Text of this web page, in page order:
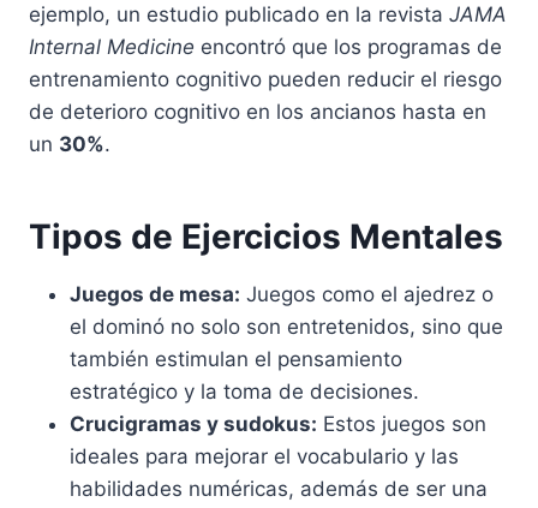
ejemplo, un estudio publicado en la revista JAMA
Internal Medicine encontró que los programas de
entrenamiento cognitivo pueden reducir el riesgo
de deterioro cognitivo en los ancianos hasta en
un 30%.
Tipos de Ejercicios Mentales
Juegos de mesa: Juegos como el ajedrez o
el dominó no solo son entretenidos, sino que
también estimulan el pensamiento
estratégico y la toma de decisiones.
Crucigramas y sudokus: Estos juegos son
ideales para mejorar el vocabulario y las
habilidades numéricas, además de ser una